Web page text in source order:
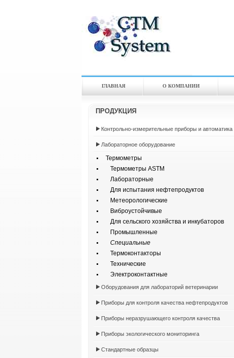
ГЛАВНАЯ О КОМПАНИИ
ПРОДУКЦИЯ
Контрольно-измерительные приборы и автоматика
Лабораторное оборудование
Термометры
Термометры ASTM
Лабораторные
Для испытания нефтепродуктов
Метеорологические
Виброустойчивые
Для сельского хозяйства и инкубаторов
Промышленные
Специальные
Термоконтакторы
Технические
Электроконтактные
Оборудования для лабораторий ветеринарии
Приборы для контроля качества нефтепродуктов
Приборы неразрушающего контроля качества
Приборы экологического мониторинга
Стандартные образцы